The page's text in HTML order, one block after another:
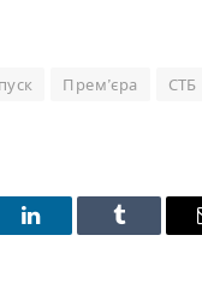
Прем’єра СТБ
LinkedIn Tumblr